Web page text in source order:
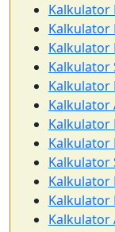
Kalkulator
Kalkulator
Kalkulator
Kalkulator
Kalkulator
Kalkulator
Kalkulator
Kalkulator
Kalkulator
Kalkulator
Kalkulator
Kalkulator